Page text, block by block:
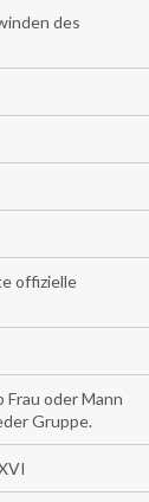
des
offizielle
oder Mann
Gruppe.